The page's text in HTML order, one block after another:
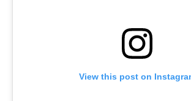
View this post on